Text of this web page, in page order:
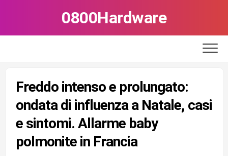
0800Hardware
Freddo intenso e prolungato:
ondata di influenza a Natale, casi
e sintomi. Allarme baby
polmonite in Francia